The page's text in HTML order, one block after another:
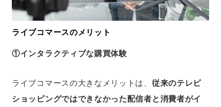
ライブコマースのメリット
①インタラクティブな購買体験
ライブコマースの大きなメリットは、 従来のテレビ
ショッピングではできなかった配信者と消費者がイ